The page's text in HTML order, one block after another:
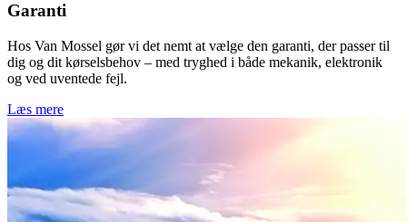
Garanti
Hos Van Mossel gør vi det nemt at vælge den garanti, der passer til
dig og dit kørselsbehov – med tryghed i både mekanik, elektronik
og ved uventede fejl.
Læs mere